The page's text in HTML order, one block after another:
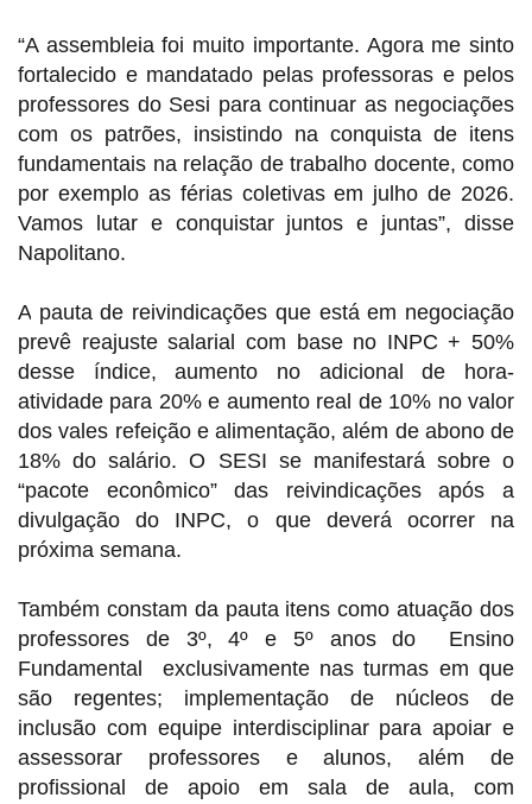
“A assembleia foi muito importante. Agora me sinto
fortalecido e mandatado pelas professoras e pelos
professores do Sesi para continuar as negociações
com os patrões, insistindo na conquista de itens
fundamentais na relação de trabalho docente, como
por exemplo as férias coletivas em julho de 2026.
Vamos lutar e conquistar juntos e juntas”, disse
Napolitano.
A pauta de reivindicações que está em negociação
prevê reajuste salarial com base no INPC + 50%
desse índice, aumento no adicional de hora-
atividade para 20% e aumento real de 10% no valor
dos vales refeição e alimentação, além de abono de
18% do salário.O SESI se manifestará sobre o
“pacote econômico” das reivindicações após a
divulgação do INPC, o que deverá ocorrer na
próxima semana.
Também constam da pauta itens como atuação dos
professores de 3º, 4º e 5º anos do Ensino
Fundamental exclusivamente nas turmas em que
são regentes; implementação de núcleos de
inclusão com equipe interdisciplinar para apoiar e
assessorar professores e alunos, além de
profissional de apoio em sala de aula, com